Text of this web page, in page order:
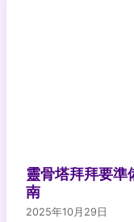
靈骨塔拜拜要準
南
2025年10月29日